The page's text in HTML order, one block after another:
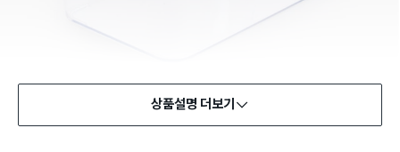
상품설명 더보기